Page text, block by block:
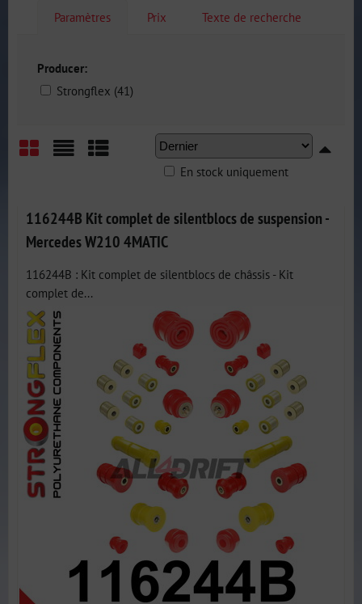
Paramètres Prix Texte de recherche
Producer:
Strongflex (41)
En stock uniquement
116244B Kit complet de silentblocs de suspension -
Mercedes W210 4MATIC
116244B : Kit complet de silentblocs de châssis - Kit
complet de...